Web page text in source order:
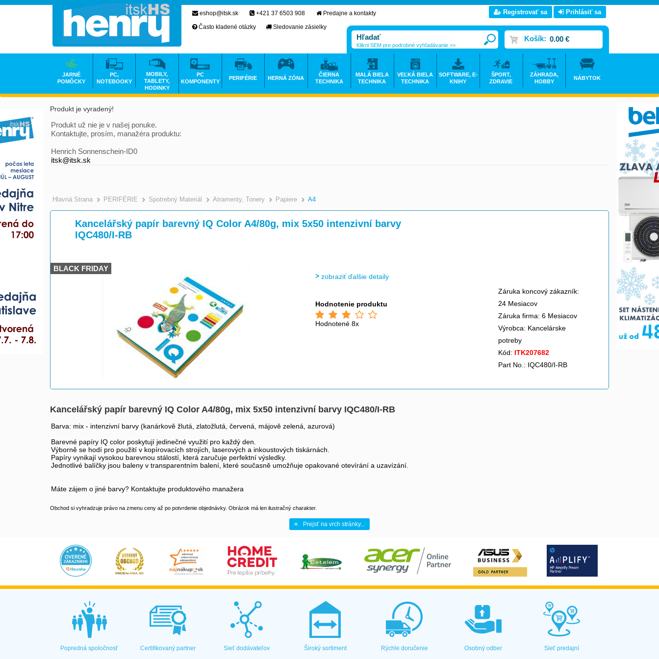
Produkt je vyradený!
Produkt už nie je v našej ponuke.
Kontaktujte, prosím, manažéra produktu:
Henrich Sonnenschein-ID0
itsk@itsk.sk
Hlavná Strana >
PERIFÉRIE >
Spotrebný Materiál >
Atramenty, Tonery >
Papiere >
A4
Kancelářský papír barevný IQ Color A4/80g, mix 5x50 intenzivní barvy
IQC480/I-RB
BLACK FRIDAY
zobraziť ďalšie detaily
Hodnotenie produktu
Hodnotené 8x
Záruka koncový zákazník:
24 Mesiacov
Záruka firma: 6 Mesiacov
Výrobca: Kancelárske
potreby
Kód: ITK207682
Part No.: IQC480/I-RB
Kancelářský papír barevný IQ Color A4/80g, mix 5x50 intenzivní barvy IQC480/I-RB
Barva: mix - intenzivní barvy (kanárkově žlutá, zlatožlutá, červená, májově zelená, azurová)
Barevné papíry IQ color poskytují jedinečné využití pro každý den.
Výborně se hodí pro použití v kopírovacích strojích, laserových a inkoustových tiskárnách.
Papíry vynikají vysokou barevnou stálostí, která zaručuje perfektní výsledky.
Jednotlivé balíčky jsou baleny v transparentním balení, které současně umožňuje opakované otevírání a uzavízání.
Máte zájem o jiné barvy? Kontaktujte produktového manažera
Obchod si vyhradzuje právo na zmenu ceny až po potvrdenie objednávky. Obrázok má len ilustračný charakter.
Prejsť na vrch stránky...
eshop@itsk.sk +421 37 6503 908
Predajne a kontakty
Často kladené otázky
Sledovanie zásielky
Registrovať sa Prihlásiť sa
Košík: 0.00 €
Klikni SEM pre podrobné vyhľadávanie >>
JARNÉ
POMÔCKY
PC,
NOTEBOOKY
MOBILY,
TABLETY,
HODINKY
PC
KOMPONENTY
PERIFÉRIE HERNÁ ZÓNA
ČIERNA
TECHNIKA
MALÁ BIELA
TECHNIKA
VEĽKÁ BIELA
TECHNIKA
SOFTWARE, E-
KNIHY
ŠPORT,
ZDRAVIE
ZÁHRADA,
HOBBY
NÁBYTOK
Popredná spoločnosť Certifikovaný partner Sieť dodávateľov Široký sortiment Rýchle doručenie Osobný odber Sieť predajní